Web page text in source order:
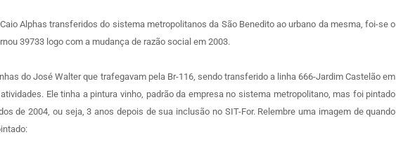
Alphas transferidos do sistema metropolitanos da São Benedito ao urbano da mesma, foi-se o
39733 logo com a mudança de razão social em 2003.
do José Walter que trafegavam pela Br-116, sendo transferido a linha 666-Jardim Castelão em
Ele tinha a pintura vinho, padrão da empresa no sistema metropolitano, mas foi pintado
de 2004, ou seja, 3 anos depois de sua inclusão no SIT-For. Relembre uma imagem de quando